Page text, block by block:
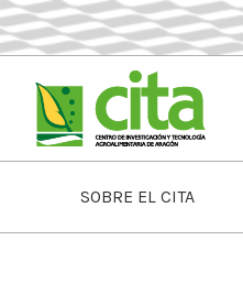
SOBRE EL CITA